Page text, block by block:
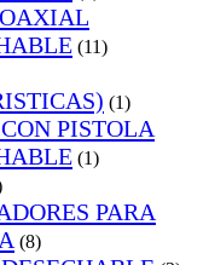
(11)
(1)
PISTOLA
(1)
PARA
(8)